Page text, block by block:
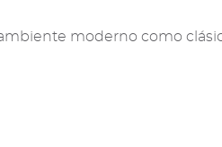
moderno como